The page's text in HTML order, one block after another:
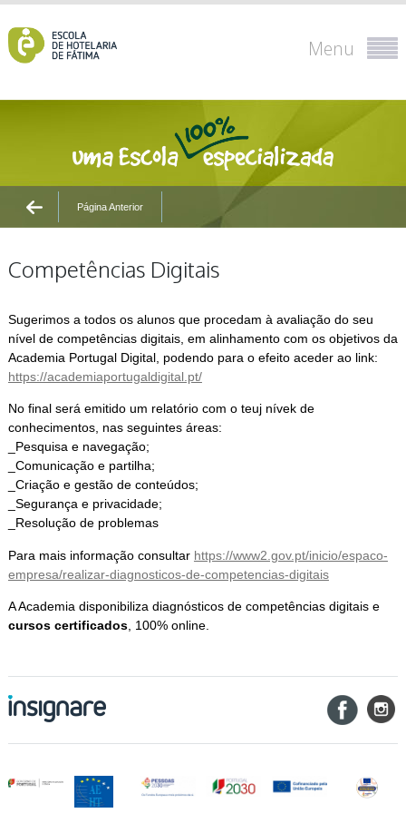
Menu
Página Anterior
Competências Digitais
Sugerimos a todos os alunos que procedam à avaliação do seu
nível de competências digitais, em alinhamento com os objetivos da
Academia Portugal Digital, podendo para o efeito aceder ao link:
https://academiaportugaldigital.pt/
No final será emitido um relatório com o teuj nívek de
conhecimentos, nas seguintes áreas:
_Pesquisa e navegação;
_Comunicação e partilha;
_Criação e gestão de conteúdos;
_Segurança e privacidade;
_Resolução de problemas
Para mais informação consultar https://www2.gov.pt/inicio/espaco-
empresa/realizar-diagnosticos-de-competencias-digitais
A Academia disponibiliza diagnósticos de competências digitais e
cursos certificados, 100% online.